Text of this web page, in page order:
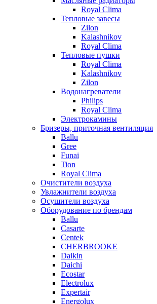
Royal Clima
Тепловые завесы
Zilon
Kalashnikov
Royal Clima
Тепловые пушки
Royal Clima
Kalashnikov
Zilon
Водонагреватели
Philips
Royal Clima
Электрокамины
Бризеры, приточная вентиляция
Ballu
Gree
Funai
Tion
Royal Clima
Очистители воздуха
Увлажнители воздуха
Осушители воздуха
Оборудование по брендам
Ballu
Casarte
Centek
CHERBROOKE
Daikin
Daichi
Ecostar
Electrolux
Expertair
Energolux